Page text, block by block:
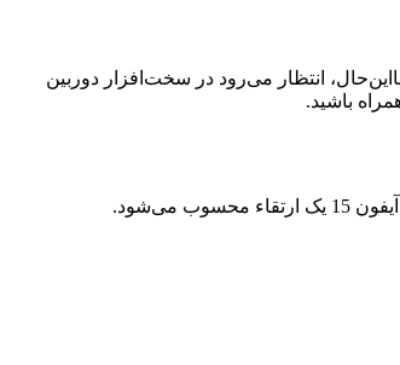
انتظار می‌رود در سخت‌افزار دوربین